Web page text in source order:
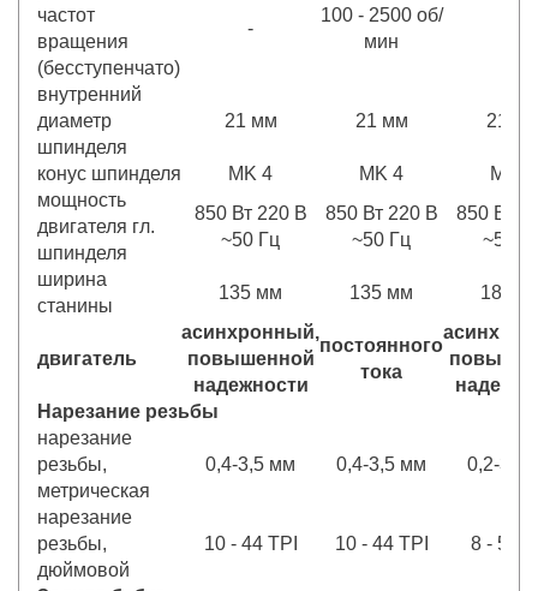
частот
вращения
(бесступенчато)
-
100 - 2500 об/
мин
внутренний
диаметр
шпинделя
21 мм 21 мм 21 мм
конус шпинделя MK 4 MK 4
MK 4
мощность
двигателя гл.
шпинделя
850 Вт 220 В
~50 Гц
850 Вт 220 В
~50 Гц
850 Вт
~50
ширина
станины
135 мм 135 мм 180
двигатель
асинхронный,
повышенной
надежности
постоянного
тока
Нарезание резьбы
нарезание
резьбы,
метрическая
0,4-3,5 мм 0,4-3,5 мм 0,2-3,5
нарезание
резьбы,
дюймовой
10 - 44 TPI 10 - 44 TPI 8 - 56